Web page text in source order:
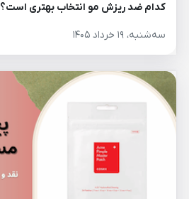
کدام ضد ریزش مو انتخاب بهتری است؟
سه‌شنبه، ۱۹ خرداد ۱۴۰۵